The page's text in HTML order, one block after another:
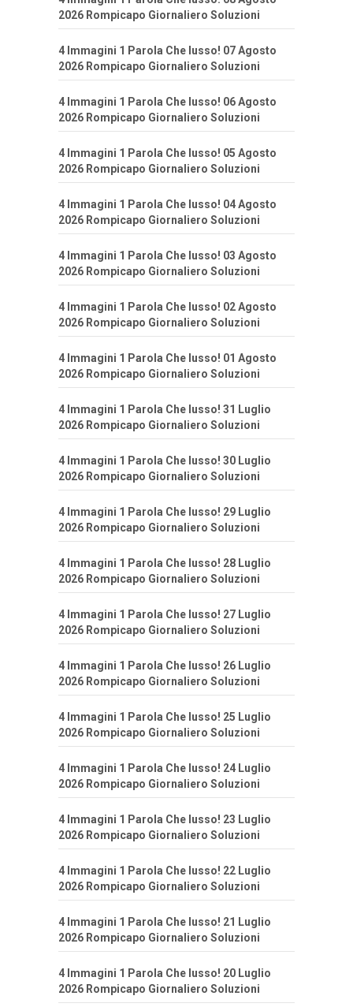
2026 Rompicapo Giornaliero Soluzioni
4 Immagini 1 Parola Che lusso! 07 Agosto
2026 Rompicapo Giornaliero Soluzioni
4 Immagini 1 Parola Che lusso! 06 Agosto
2026 Rompicapo Giornaliero Soluzioni
4 Immagini 1 Parola Che lusso! 05 Agosto
2026 Rompicapo Giornaliero Soluzioni
4 Immagini 1 Parola Che lusso! 04 Agosto
2026 Rompicapo Giornaliero Soluzioni
4 Immagini 1 Parola Che lusso! 03 Agosto
2026 Rompicapo Giornaliero Soluzioni
4 Immagini 1 Parola Che lusso! 02 Agosto
2026 Rompicapo Giornaliero Soluzioni
4 Immagini 1 Parola Che lusso! 01 Agosto
2026 Rompicapo Giornaliero Soluzioni
4 Immagini 1 Parola Che lusso! 31 Luglio
2026 Rompicapo Giornaliero Soluzioni
4 Immagini 1 Parola Che lusso! 30 Luglio
2026 Rompicapo Giornaliero Soluzioni
4 Immagini 1 Parola Che lusso! 29 Luglio
2026 Rompicapo Giornaliero Soluzioni
4 Immagini 1 Parola Che lusso! 28 Luglio
2026 Rompicapo Giornaliero Soluzioni
4 Immagini 1 Parola Che lusso! 27 Luglio
2026 Rompicapo Giornaliero Soluzioni
4 Immagini 1 Parola Che lusso! 26 Luglio
2026 Rompicapo Giornaliero Soluzioni
4 Immagini 1 Parola Che lusso! 25 Luglio
2026 Rompicapo Giornaliero Soluzioni
4 Immagini 1 Parola Che lusso! 24 Luglio
2026 Rompicapo Giornaliero Soluzioni
4 Immagini 1 Parola Che lusso! 23 Luglio
2026 Rompicapo Giornaliero Soluzioni
4 Immagini 1 Parola Che lusso! 22 Luglio
2026 Rompicapo Giornaliero Soluzioni
4 Immagini 1 Parola Che lusso! 21 Luglio
2026 Rompicapo Giornaliero Soluzioni
4 Immagini 1 Parola Che lusso! 20 Luglio
2026 Rompicapo Giornaliero Soluzioni